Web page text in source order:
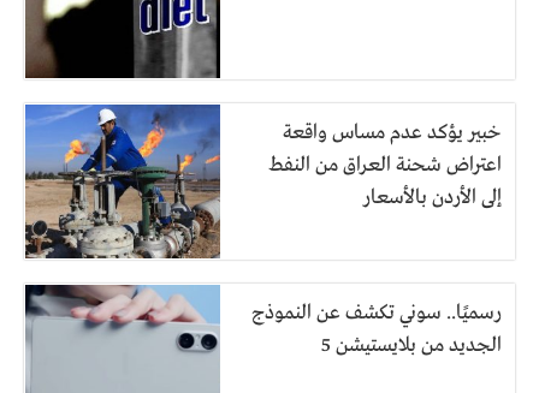
خبير يؤكد عدم مساس واقعة
اعتراض شحنة العراق من النفط
إلى الأردن بالأسعار
رسميًا.. سوني تكشف عن النموذج
الجديد من بلايستيشن 5